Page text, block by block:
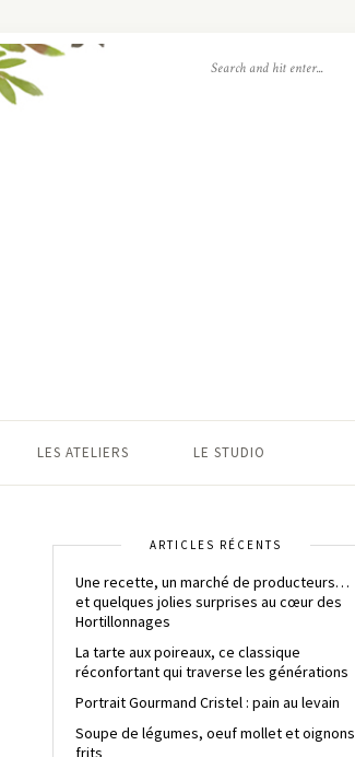
LES ATELIERS LE STUDIO
ARTICLES RÉCENTS
Une recette, un marché de producteurs…
et quelques jolies surprises au cœur des
Hortillonnages
La tarte aux poireaux, ce classique
réconfortant qui traverse les générations
Portrait Gourmand Cristel : pain au levain
Soupe de légumes, oeuf mollet et oignons
frits